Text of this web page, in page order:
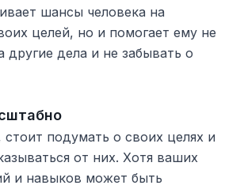
шансы человека на
целей, но и помогает ему не
другие дела и не забывать о
подумать о своих целях и
от них. Хотя ваших
и навыков может быть